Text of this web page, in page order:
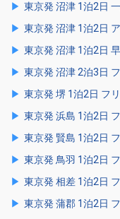
東京発 沼津 1泊2日
東京発 沼津 1泊2日
東京発 沼津 1泊2日
東京発 沼津 2泊3日
東京発 堺 1泊2日 フ
東京発 浜島 1泊2日
東京発 賢島 1泊2日
東京発 鳥羽 1泊2日
東京発 相差 1泊2日
東京発 蒲郡 1泊2日